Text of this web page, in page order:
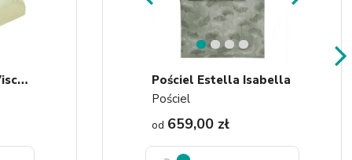
P
Oduszka Hilding Visco Prime
1 2 3 4
Pościel Estella Isabella
Pościel
od 659,00 zł